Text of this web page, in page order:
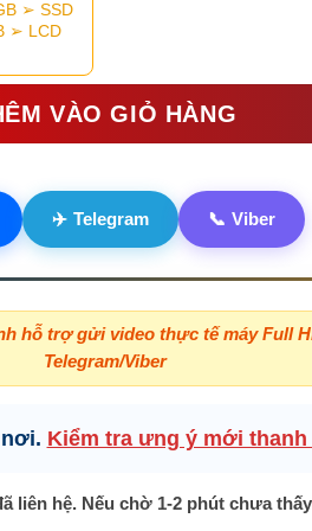
➢ SSD
➢ LCD
VÀO GIỎ HÀNG
✈️ Telegram 📞 Viber
hỗ trợ gửi video thực tế máy Full
Telegram/Viber
Kiểm tra ưng ý mới thanh
liên hệ. Nếu chờ 1-2 phút chưa